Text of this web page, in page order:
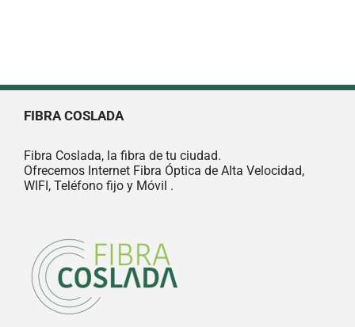
FIBRA COSLADA
Fibra Coslada, la fibra de tu ciudad.
Ofrecemos Internet Fibra Óptica de Alta Velocidad,
WIFI, Teléfono fijo y Móvil .